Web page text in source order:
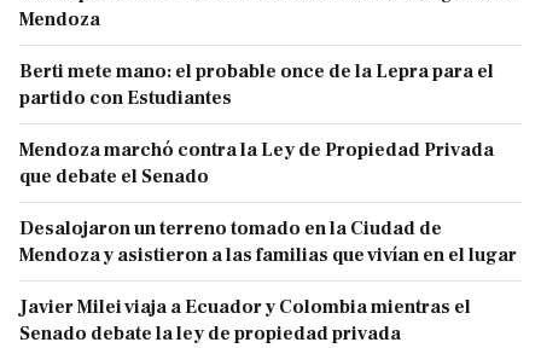
Mendoza
Berti mete mano: el probable once de la Lepra para el
partido con Estudiantes
Mendoza marchó contra la Ley de Propiedad Privada
que debate el Senado
Desalojaron un terreno tomado en la Ciudad de
Mendoza y asistieron a las familias que vivían en el lugar
Javier Milei viaja a Ecuador y Colombia mientras el
Senado debate la ley de propiedad privada